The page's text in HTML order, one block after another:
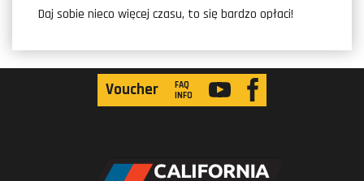
Daj sobie nieco więcej czasu, to się bardzo opłaci!
Voucher
FAQ
INFO